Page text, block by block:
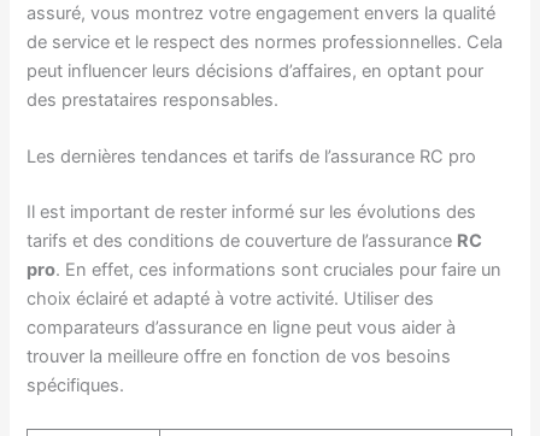
assuré, vous montrez votre engagement envers la qualité
de service et le respect des normes professionnelles. Cela
peut influencer leurs décisions d’affaires, en optant pour
des prestataires responsables.
Les dernières tendances et tarifs de l’assurance RC pro
Il est important de rester informé sur les évolutions des
tarifs et des conditions de couverture de l’assurance RC
pro. En effet, ces informations sont cruciales pour faire un
choix éclairé et adapté à votre activité. Utiliser des
comparateurs d’assurance en ligne peut vous aider à
trouver la meilleure offre en fonction de vos besoins
spécifiques.